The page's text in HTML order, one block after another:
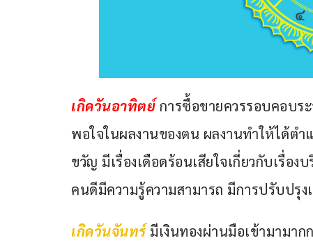
เกิดวันอาทิตย์ การซื้อขายควรรอบคอบร
พอใจในผลงานของตน ผลงานทำให้ได้ต
ขวัญ มีเรื่องเดือดร้อนเสียใจเกี่ยวกับเรื่อ
คนดีมีความรู้ความสามารถ มีการปรับปรุ
เกิดวันจันทร์ มีเงินทองผ่านมือเข้ามามาก